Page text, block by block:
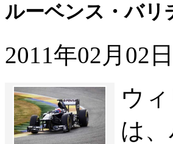
ルーベンス・バリ
2011年02月02
ウ
は